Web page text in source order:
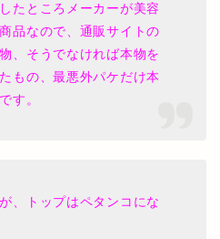
たところメーカーが美容
品なので、通販サイトの
、そうでなければ本物を
もの、最悪外パケだけ本
す。
、トップはペタンコにな